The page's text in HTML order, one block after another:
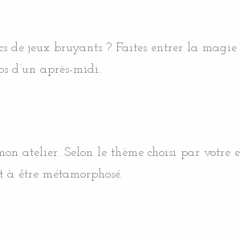
de jeux bruyants ? Faites entrer la
d’un après-midi.
atelier. Selon le thème choisi par votre
être métamorphosé.